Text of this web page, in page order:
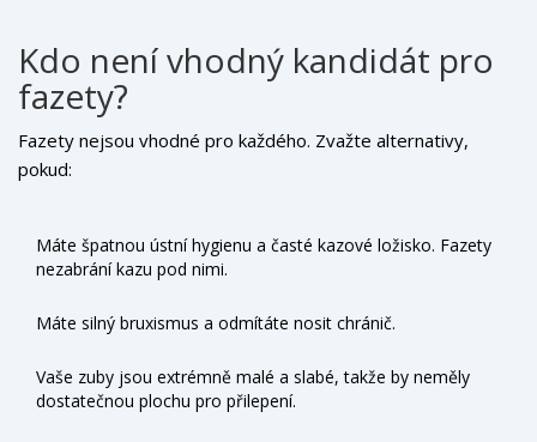
Kdo není vhodný kandidát pro
fazety?
Fazety nejsou vhodné pro každého. Zvažte alternativy,
pokud:
Máte špatnou ústní hygienu a časté kazové ložisko. Fazety
nezabrání kazu pod nimi.
Máte silný bruxismus a odmítáte nosit chránič.
Vaše zuby jsou extrémně malé a slabé, takže by neměly
dostatečnou plochu pro přilepení.